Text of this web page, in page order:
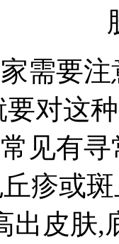
需要
对这
见有
疹或
出皮肤,